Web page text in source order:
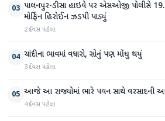
03 પાલનપુર-ડીસા હાઇવે પર એસઓજી પોલીસે
મોર્ફિન હિરોઈન ઝડપી પાડ્યું
2 દિવસ પહેલા
04 ચાંદીના ભાવમાં વધારો, સોનું પણ મોંઘુ થયું
3 દિવસ પહેલા
05 આજે આ રાજ્યોમાં ભારે પવન સાથે વરસાદની
4 દિવસ પહેલા